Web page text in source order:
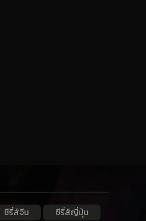
ซีรี่ส์จีน
ซีรี่ส์ญี่ปุ่น